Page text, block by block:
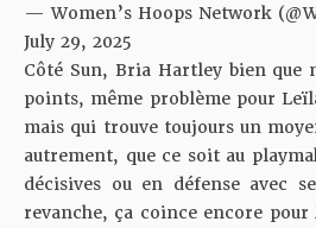
— Women’s Hoops Network
July 29, 2025
Côté Sun, Bria Hartley bien que
points, même problème pour
mais qui trouve toujours un
autrement, que ce soit au
décisives ou en défense avec
revanche, ça coince encore